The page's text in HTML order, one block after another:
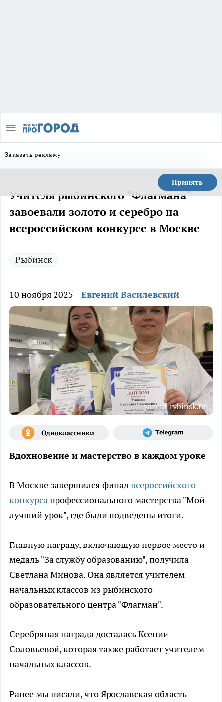
Заказать рекламу
Принять
Учителя рыбинского "Флагмана"
завоевали золото и серебро на
всероссийском конкурсе в Москве
Рыбинск
10 ноября 2025 Евгений Василевский
gazeta-rybinsk.ru
Вдохновение и мастерство в каждом уроке
В Москве завершился финал всероссийского
конкурсапрофессионального мастерства "Мой
лучший урок", где были подведены итоги.
Главную награду, включающую первое место и
медаль "За службу образованию", получила
Светлана Минова. Она является учителем
начальных классов из рыбинского
образовательного центра "Флагман".
Серебряная награда досталась Ксении
Соловьевой, которая также работает учителем
начальных классов.
Ранее мы писали, что Ярославская область